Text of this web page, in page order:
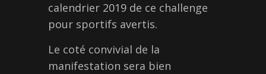
calendrier 2019 de ce challenge
pour sportifs avertis.
Le coté convivial de la
manifestation sera bien